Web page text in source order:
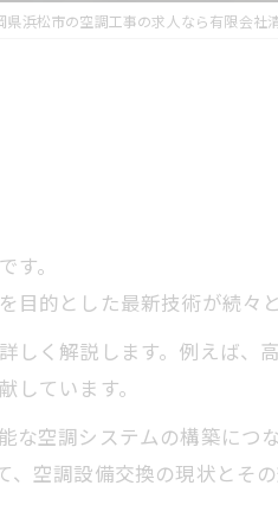
県浜松市の空調工事の求人なら有限会社
。
的とした最新技術が続々
く解説します。例えば、
ています。
空調システムの構築につ
空調設備交換の現状とそ